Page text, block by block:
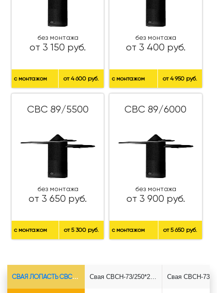
без монтажа
от 3 150 руб.
с монтажом от 4 600 руб.
без монтажа
от 3 400 руб.
с монтажом от 4 950 руб.
СВС 89/5500
без монтажа
от 3 650 руб.
с монтажом от 5 300 руб.
СВС 89/6000
без монтажа
от 3 900 руб.
с монтажом от 5 650 руб.
СВАЯ ЛОПАСТЬ СВСН-Ø73*5.5 Свая СВСН-73/250*2500